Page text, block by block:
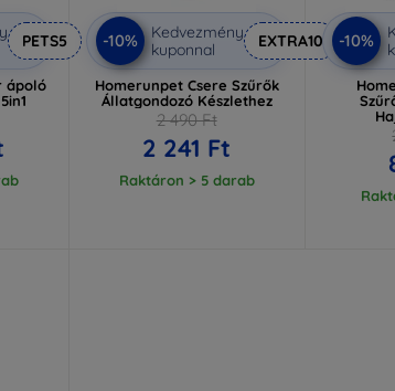
PETS5
ápoló
-10%
Kedvezmény
kuponnal
EXTRA10
Homerunpet Csere Szűrők
Állatgondozó Készlethez
2 490 Ft
2 241 Ft
Raktáron > 5 darab
-10%